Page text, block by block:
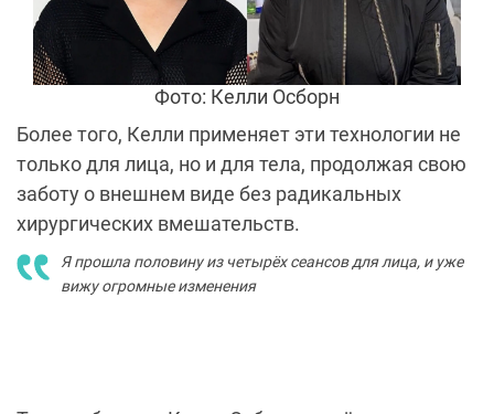
Фото: Келли Осборн
Более того, Келли применяет эти технологии не
только для лица, но и для тела, продолжая свою
заботу о внешнем виде без радикальных
хирургических вмешательств.
Я прошла половину из четырёх сеансов для лица, и уже
вижу огромные изменения